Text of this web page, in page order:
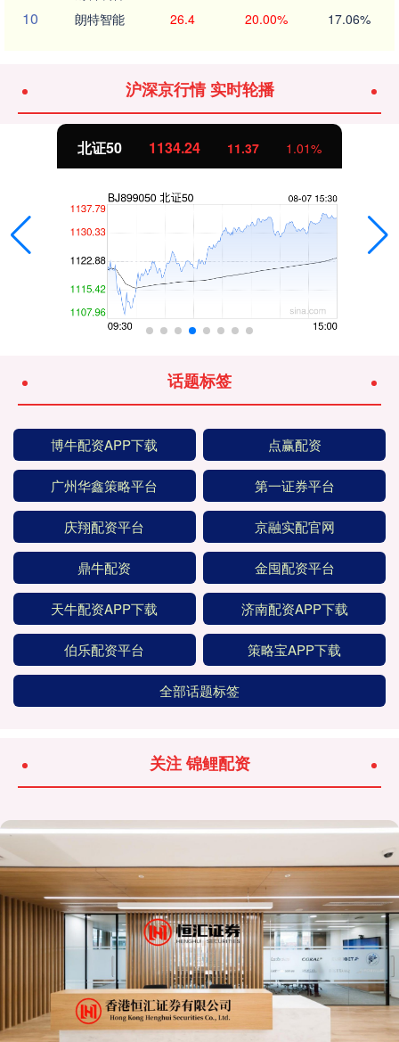
10 朗特智能 26.4 20.00% 17.06%
沪深京行情 实时轮播
北证50 1134.24 11.37 1.01%
话题标签
博牛配资APP下载 点赢配资
广州华鑫策略平台 第一证券平台
庆翔配资平台 京融实配官网
鼎牛配资 金囤配资平台
天牛配资APP下载 济南配资APP下载
伯乐配资平台 策略宝APP下载
全部话题标签
关注 锦鲤配资